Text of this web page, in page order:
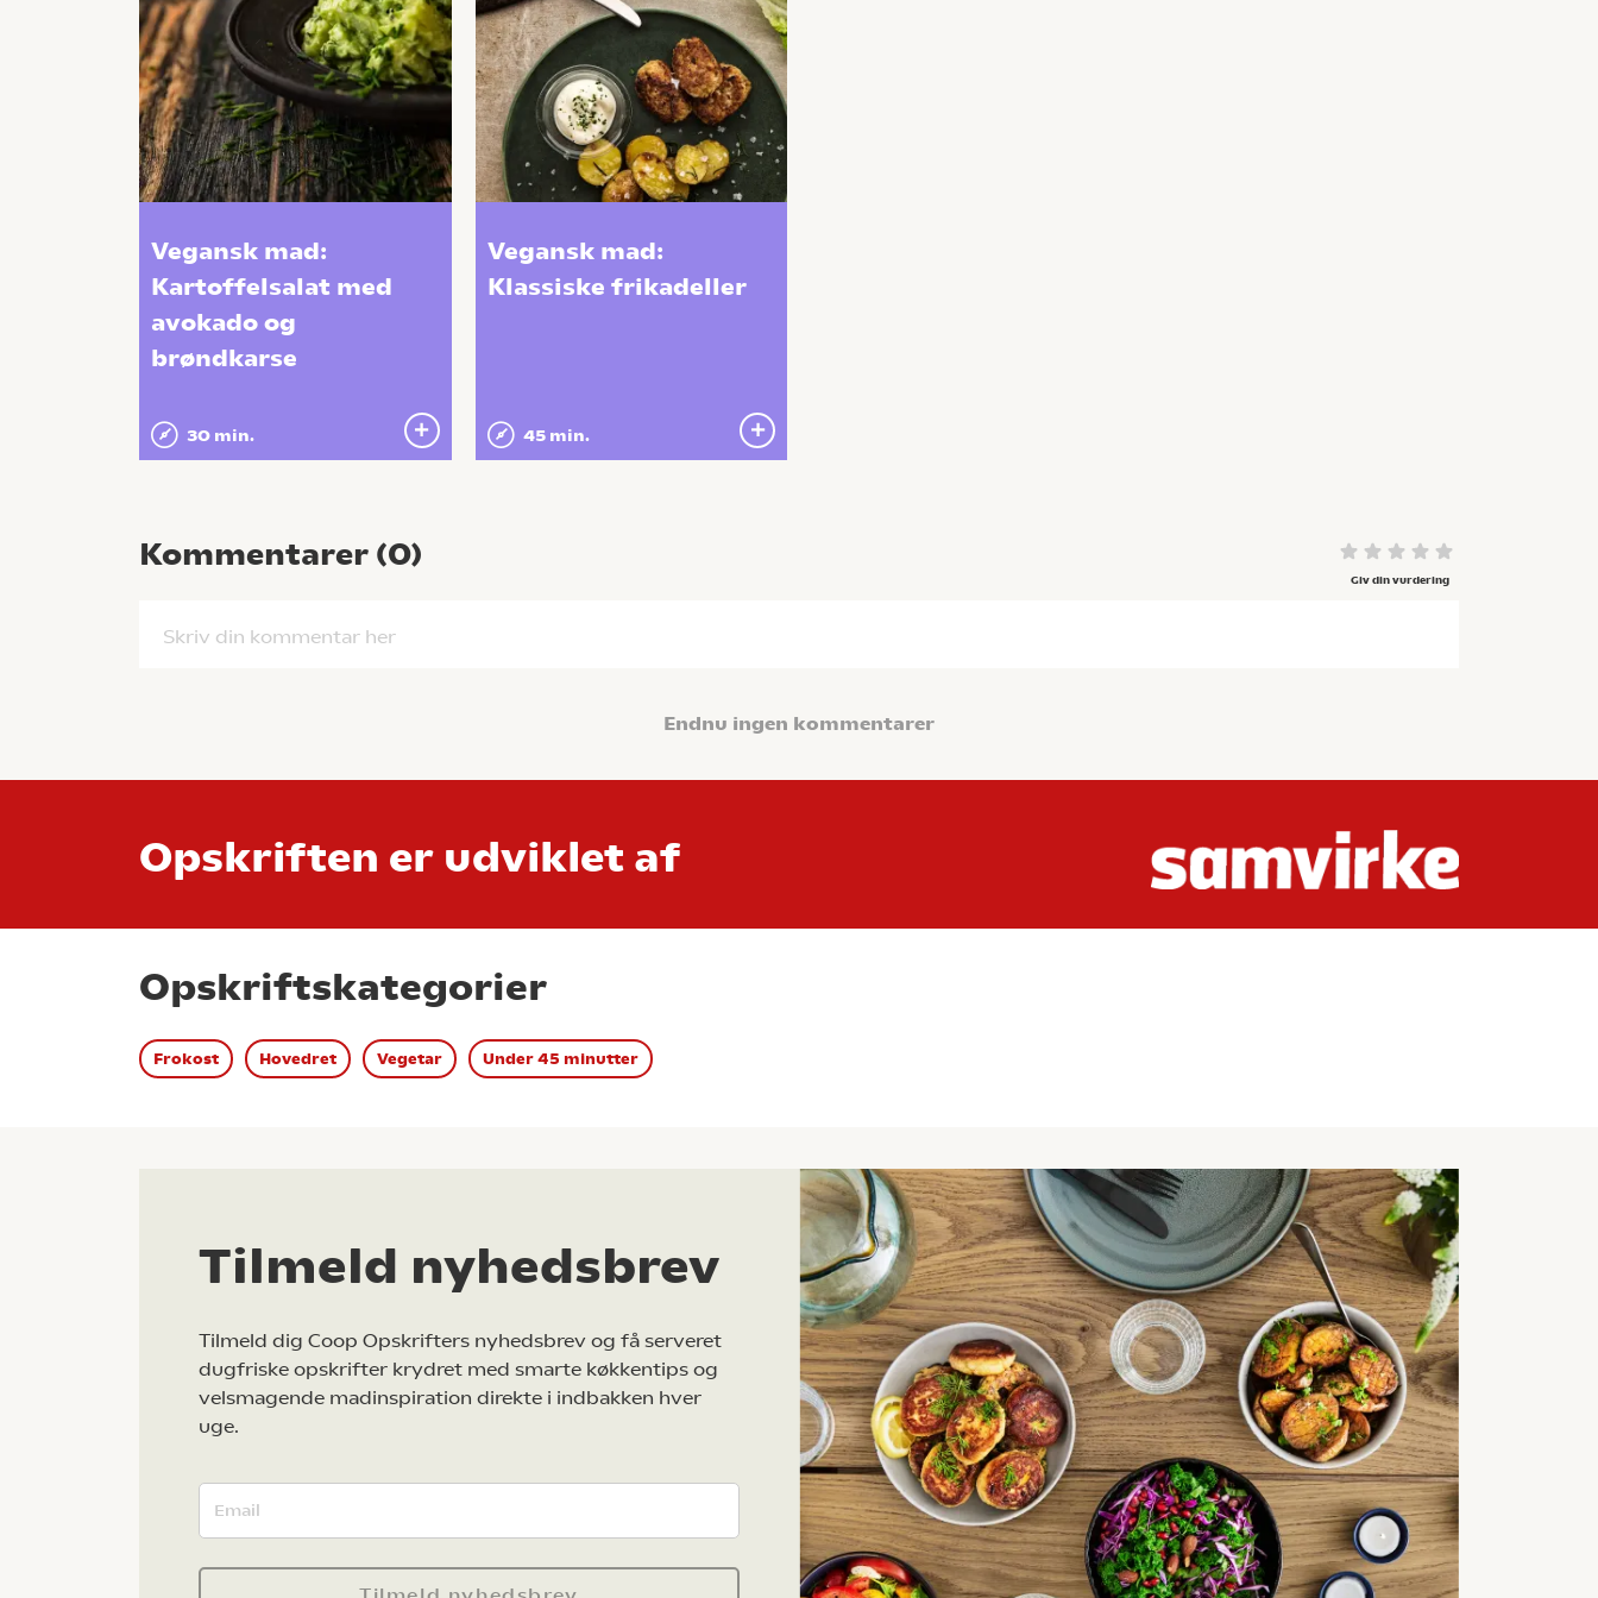
Vegansk mad:
Kartoffelsalat med
avokado og
brøndkarse
30 min.
Vegansk mad:
Klassiske frikadeller
45 min.
Kommentarer (0)
Giv din vurdering
Skriv din kommentar her
Endnu ingen kommentarer
Opskriften er udviklet af
Opskriftskategorier
Frokost Hovedret Vegetar Under 45 minutter
Tilmeld nyhedsbrev
Tilmeld dig Coop Opskrifters nyhedsbrev og få serveret
dugfriske opskrifter krydret med smarte køkkentips og
velsmagende madinspiration direkte i indbakken hver
uge.